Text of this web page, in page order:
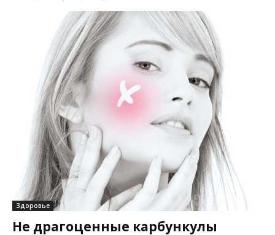
Здоровье
Не драгоценные карбункулы